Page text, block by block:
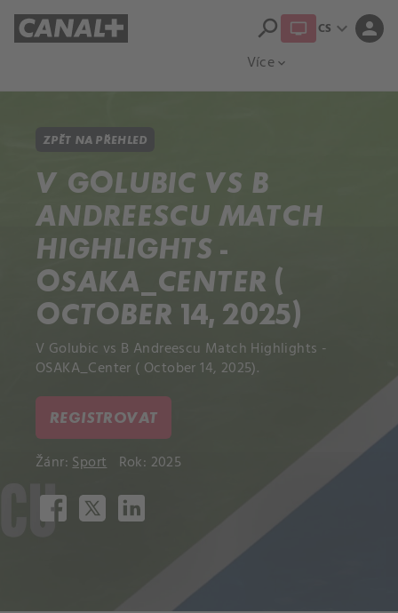
Více expand_more
search CS expand_more person
ZPĚT NA PŘEHLED
V GOLUBIC VS B
ANDREESCU MATCH
HIGHLIGHTS -
OSAKA_CENTER (
OCTOBER 14, 2025)
V Golubic vs B Andreescu Match Highlights -
OSAKA_Center ( October 14, 2025).
REGISTROVAT
Žánr:Sport Rok: 2025